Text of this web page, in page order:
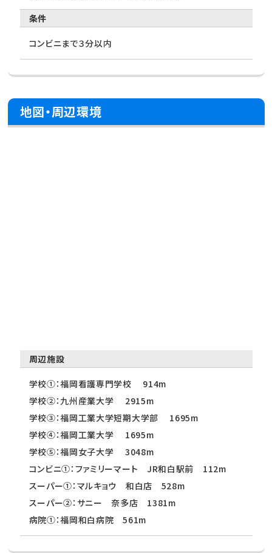
条件
コンビニまで３分以内
地図・周辺環境
周辺施設
学校①：福岡看護専門学校 914m
学校②：九州産業大学 2915m
学校③：福岡工業大学短期大学部 1695m
学校④：福岡工業大学 1695m
学校⑤：福岡女子大学 3048m
コンビニ①：ファミリーマート JR和白駅前 112m
スーパー①：マルキョウ 和白店 528m
スーパー②：サニー 奈多店 1381m
病院①：福岡和白病院 561m